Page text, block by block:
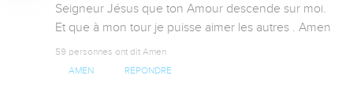
Seigneur Jésus que ton Amour descende sur moi.
Et que à mon tour je puisse aimer les autres . Amen
59 personnes ont dit Amen
AMEN RÉPONDRE